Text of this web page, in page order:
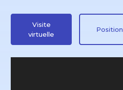
Visite
virtuelle
Position